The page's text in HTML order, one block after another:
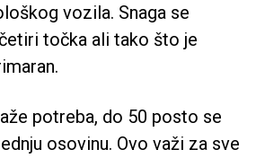
vozila. Snaga se
točka ali tako što je
potreba, do 50 posto se
osovinu. Ovo važi za sve